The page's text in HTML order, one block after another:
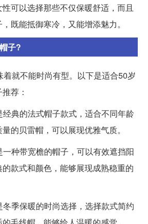
可以选择那些不仅保暖舒适，而且
既能抵御寒冷，又能增添魅力。
子?
就不能时尚有型。以下是适合50岁
荐：
典的法式帽子款式，适合不同年龄
的贝雷帽，可以展现优雅气质。
种带宽檐的帽子，可以有效遮挡阳
款式和颜色，能够展现成熟稳重的
季保暖的时尚选择，选择款式简约